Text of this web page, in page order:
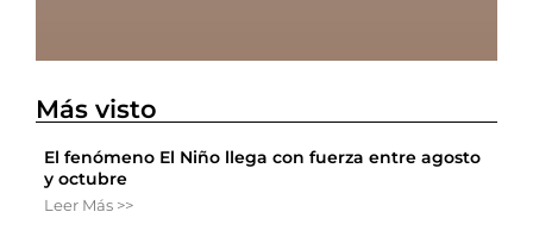
Más visto
El fenómeno El Niño llega con fuerza entre agosto
y octubre
Leer Más >>